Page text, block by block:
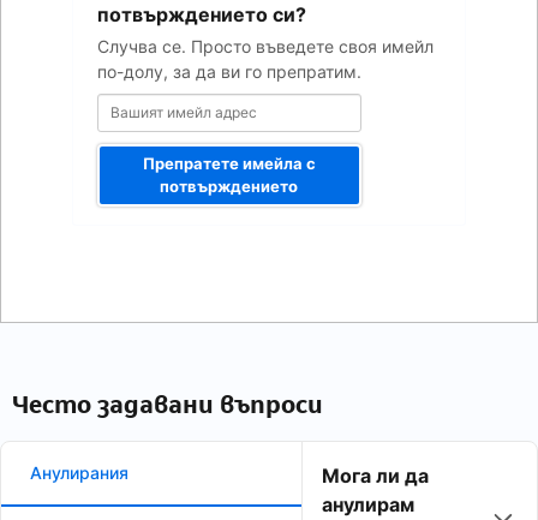
потвърждението си?
Случва се. Просто въведете своя имейл
по-долу, за да ви го препратим.
адрес
Препратете имейла с
потвърждението
Често задавани въпроси
Анулирания
Мога ли да
анулирам